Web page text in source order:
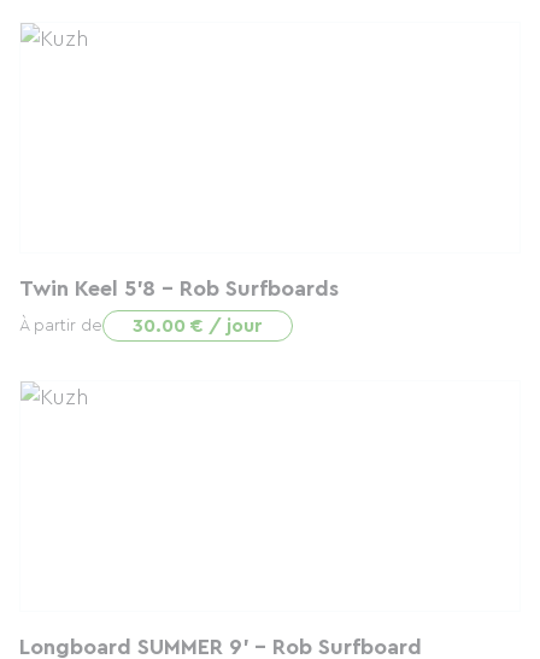
Twin Keel 5'8 - Rob Surfboards
À partir de 30.00 € / jour
Longboard SUMMER 9' - Rob Surfboard